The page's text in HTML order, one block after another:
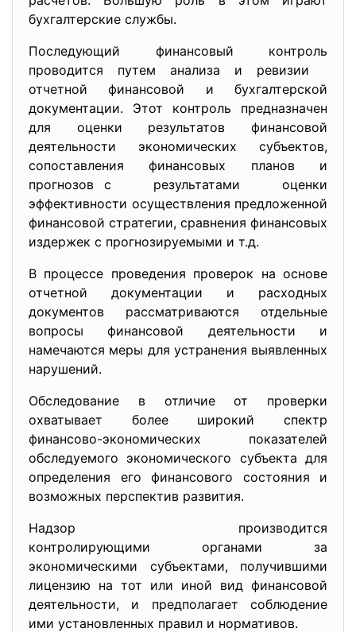
бухгалтерские службы.
Последующий финансовый контроль
проводится путем анализа и ревизии
отчетной финансовой и бухгалтерской
документации. Этот контроль предназначен
для оценки результатов финансовой
деятельности экономических субъектов,
сопоставления финансовых планов и
прогнозов с результатами оценки
эффективности осуществления предложенной
финансовой стратегии, сравнения финансовых
издержек с прогнозируемыми и т.д.
В процессе проведения проверок на основе
отчетной документации и расходных
документов рассматриваются отдельные
вопросы финансовой деятельности и
намечаются меры для устранения выявленных
нарушений.
Обследование в отличие от проверки
охватывает более широкий спектр
финансово-экономических показателей
обследуемого экономического субъекта для
определения его финансового состояния и
возможных перспектив развития.
Надзор производится
контролирующими органами за
экономическими субъектами, получившими
лицензию на тот или иной вид финансовой
деятельности, и предполагает соблюдение
ими установленных правил и нормативов.